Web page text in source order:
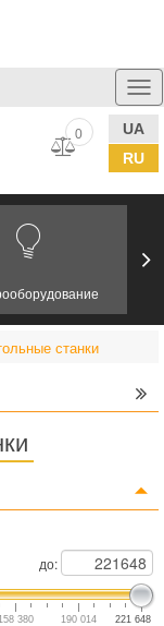
UA
RU
0
станки
до:
380 190 014 221 648